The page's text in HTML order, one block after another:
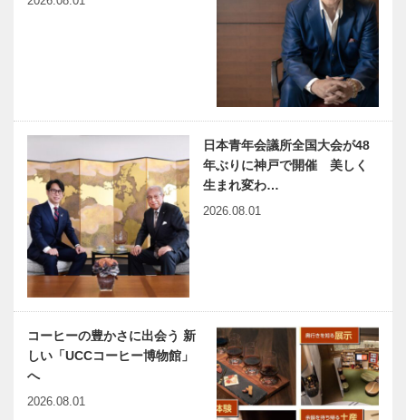
伝統を誇る料
理学校「ル・
コルドン・ブ
ルー」 神戸
校開校15周
を明るく照ら
わホール」緞
帳が完成！
株式会社神戸
マツダが…
縁の下の力持
ち 第15
回 神戸大学
医学部附属病
神戸のカクシ
ボタン 第六
十九回 まっ
たりとした空
間で自分だけ
の贅沢な時間
2019日本大
会開…
が放送文化基
金賞を受賞！
の「みんなの
医療社会学」
第九十九回
日本青年会議所全国大会が48
年ぶりに神戸で開催 美しく
生まれ変わ…
2026.08.01
コーヒーの豊かさに出会う 新
しい「UCCコーヒー博物館」
へ
2026.08.01